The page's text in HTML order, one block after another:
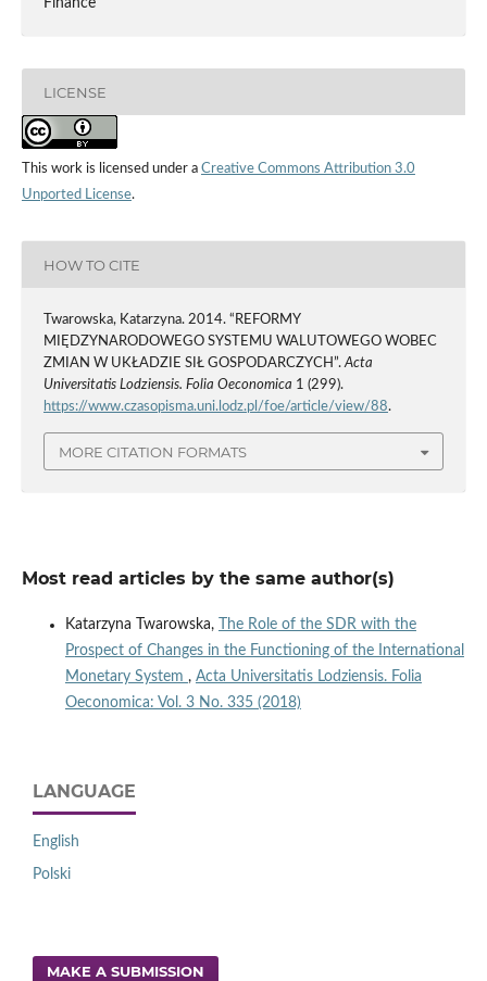
Finance
LICENSE
This work is licensed under a Creative Commons Attribution 3.0
Unported License.
HOW TO CITE
Twarowska, Katarzyna. 2014. “REFORMY
MIĘDZYNARODOWEGO SYSTEMU WALUTOWEGO WOBEC
ZMIAN W UKŁADZIE SIŁ GOSPODARCZYCH”.Acta
Universitatis Lodziensis. Folia Oeconomica 1 (299).
https://www.czasopisma.uni.lodz.pl/foe/article/view/88.
MORE CITATION FORMATS
Most read articles by the same author(s)
Katarzyna Twarowska,
The Role of the SDR with the
Prospect of Changes in the Functioning of the International
Monetary System , Acta Universitatis Lodziensis. Folia
Oeconomica: Vol. 3 No. 335 (2018)
LANGUAGE
English
Polski
MAKE A SUBMISSION